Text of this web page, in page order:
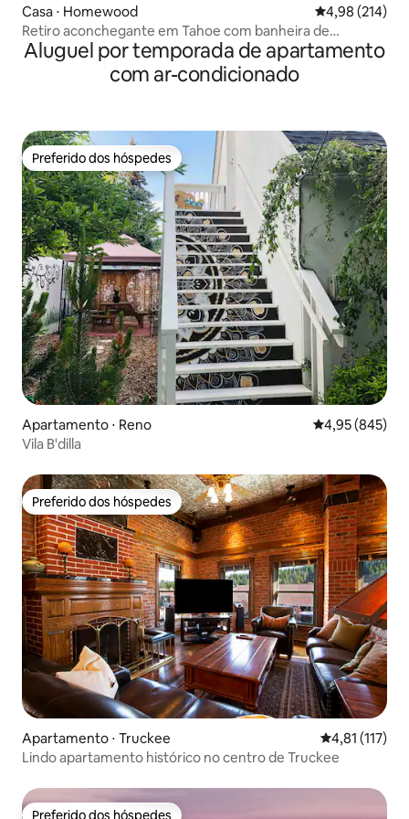
Casa ⋅ Homewood 4,98 de uma
4,98 (214)
Retiro aconchegante em Tahoe com banheira de
hidromassagem + acesso a Chambers
Aluguel por temporada de apartamento
com ar-condicionado
Preferido dos hóspedes
Preferido dos hóspedes
Apartamento ⋅ Reno 4,95 de uma
4,95 (845)
Vila B'dilla
Preferido dos hóspedes
Preferido dos hóspedes
Apartamento ⋅ Truckee 4,81 de uma
4,81 (117)
Lindo apartamento histórico no centro de Truckee
Preferido dos hóspedes